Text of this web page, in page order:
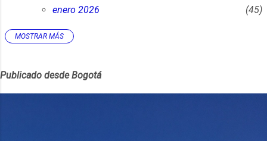
enero 2026
45
2025
noviembre 2025
MOSTRAR MÁS
Publicado desde Bogotá